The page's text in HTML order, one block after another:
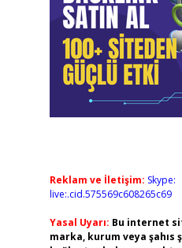
Reklam ve İletişim: Skype:
live:.cid.575569c608265c69
Yasal Uyarı: Bu internet
marka, kurum veya